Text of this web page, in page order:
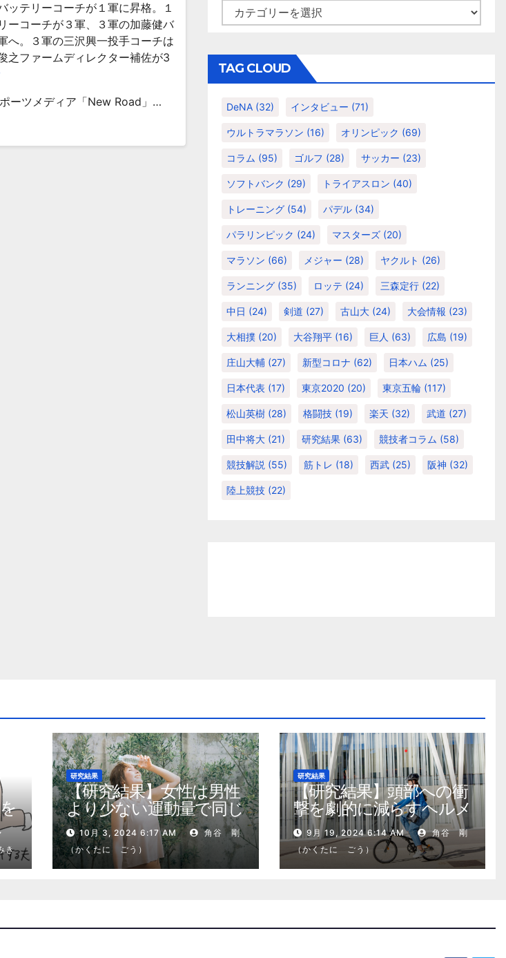
ッテリーコーチが１軍に昇格。１
ーコーチが３軍、３軍の加藤健バ
へ。３軍の三沢興一投手コーチは
之ファームディレクター補佐が3
ーツメディア「New Road」…
テ
リ
ー
TAG CLOUD
DeNA (32) インタビュー (71)
ウルトラマラソン (16) オリンピック (69)
コラム (95) ゴルフ (28) サッカー (23)
ソフトバンク (29) トライアスロン (40)
トレーニング (54) パデル (34)
パラリンピック (24) マスターズ (20)
マラソン (66) メジャー (28) ヤクルト (26)
ランニング (35) ロッテ (24) 三森定行 (22)
中日 (24) 剣道 (27) 古山大 (24) 大会情報 (23)
大相撲 (20) 大谷翔平 (16) 巨人 (63) 広島 (19)
庄山大輔 (27) 新型コロナ (62) 日本ハム (25)
日本代表 (17) 東京2020 (20) 東京五輪 (117)
松山英樹 (28) 格闘技 (19) 楽天 (32) 武道 (27)
田中将大 (21) 研究結果 (63) 競技者コラム (58)
競技解説 (55) 筋トレ (18) 西武 (25) 阪神 (32)
陸上競技 (22)
き
研究結果
【研究結果】女性は男性
より少ない運動量で同じ
健康効果を得る
10月 3, 2024 6:17 AM
角谷 剛
（かくたに ごう）
研究結果
【研究結果】頭部への衝
撃を劇的に減らすヘルメ
ット内部パッド
9月 19, 2024 6:14 AM
角谷 剛
（かくたに ごう）